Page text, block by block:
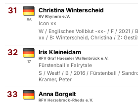
31
86
Christina Winterscheid
RV Rhynern e.V.
Icon xx
W / Englisches Vollblut -xx- / F / 2021 /
xx / B: Winterscheid, Christina / Z:
32
17
Iris Kleineidam
RFV Graf Haeseler Wallenbrück e.V.
Fürstenball's Fairytale
S / Westf / B / 2016 / Fürstenball /
Kramer, Peter
33 Anna Borgelt
RFV Herzebrock-Rheda e.V.